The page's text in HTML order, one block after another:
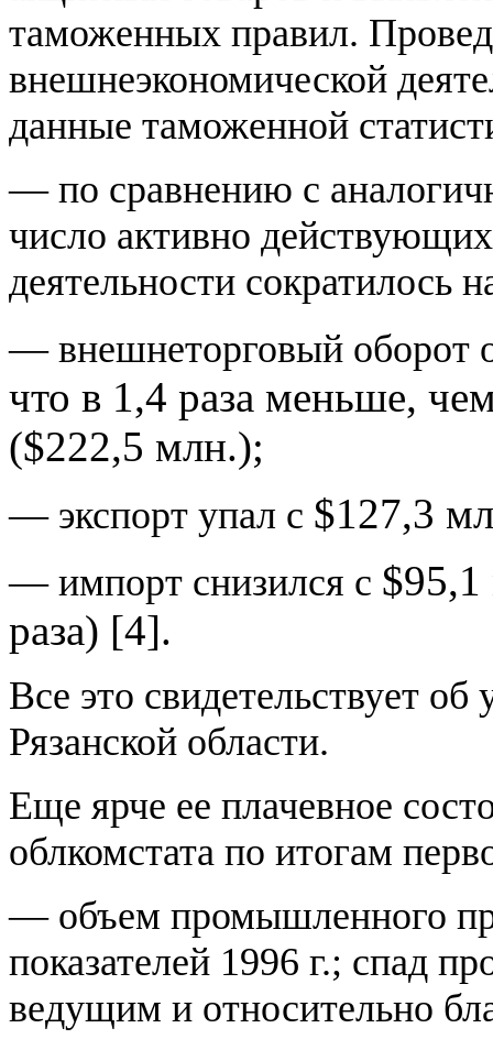
таможенных правил.
внешнеэкономической
данные таможенной
— по сравнению с
число активно
деятельности сократилось
— внешнеторговый оборот
что в 1,4 раза меньше,
($222,5 млн.);
— экспорт упал с $127,3
— импорт снизился с $95,1
раза) [4].
Все это свидетельствует
Рязанской области.
Еще ярче ее плачевное
облкомстата по итогам
— объем промышленного
показателей 1996 г.; спад
ведущим и относительно